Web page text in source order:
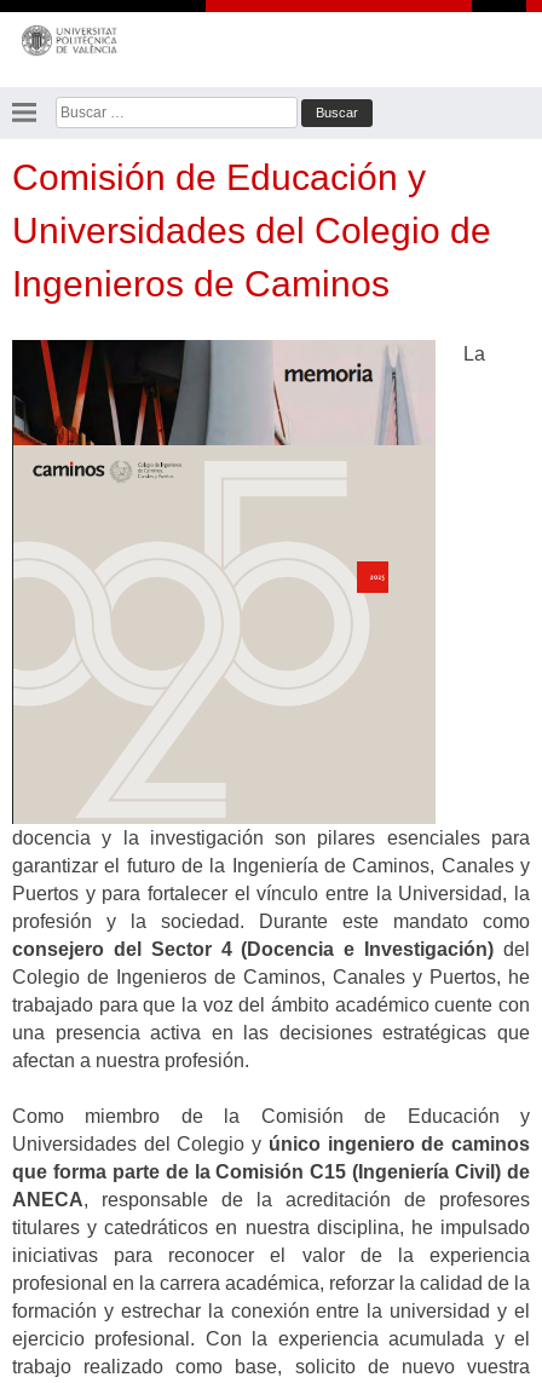
Saltar
contenido
Buscar:
Comisión de Educación y
Universidades del Colegio de
Ingenieros de Caminos
La
docencia y la investigación son pilares esenciales para
garantizar el futuro de la Ingeniería de Caminos, Canales y
Puertos y para fortalecer el vínculo entre la Universidad, la
profesión y la sociedad. Durante este mandato como
consejero del Sector 4 (Docencia e Investigación) del
Colegio de Ingenieros de Caminos, Canales y Puertos, he
trabajado para que la voz del ámbito académico cuente con
una presencia activa en las decisiones estratégicas que
afectan a nuestra profesión.
Como miembro de la Comisión de Educación y
Universidades del Colegio y único ingeniero de caminos
que forma parte de la Comisión C15 (Ingeniería Civil) de
ANECA, responsable de la acreditación de profesores
titulares y catedráticos en nuestra disciplina, he impulsado
iniciativas para reconocer el valor de la experiencia
profesional en la carrera académica, reforzar la calidad de la
formación y estrechar la conexión entre la universidad y el
ejercicio profesional. Con la experiencia acumulada y el
trabajo realizado como base, solicito de nuevo vuestra